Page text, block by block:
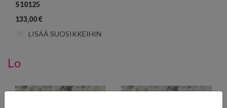
S10125
133,00€
LISÄÄ SUOSIKKEIHIN
Lo